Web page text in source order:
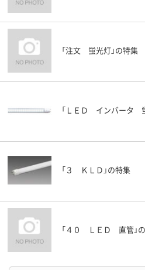
「注文 蛍光灯」の特集
「ＬＥＤ インバータ
「３ ＫＬＤ」の特集
「４０ ＬＥＤ 直管」